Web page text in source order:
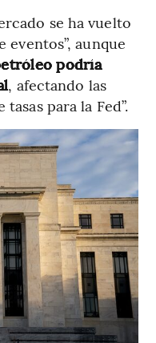
se ha vuelto
aunque
podría
, afectando las
para la Fed”.